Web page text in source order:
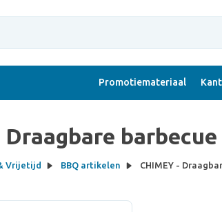
Promotiemateriaal
Draagbare
Vrijetijd BBQ artikelen CHIMEY -